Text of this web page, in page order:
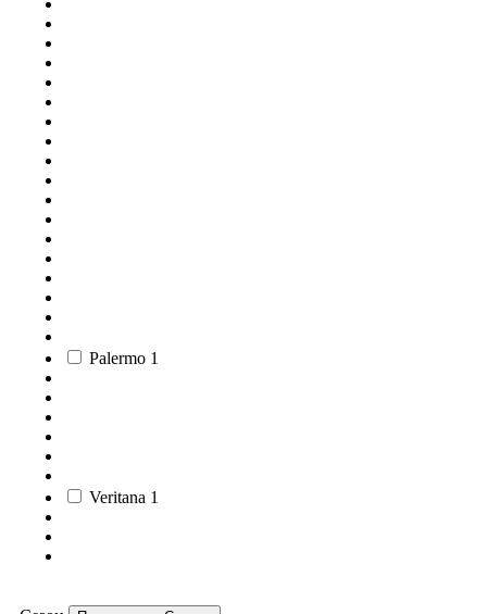
Palermo 1
Veritana 1